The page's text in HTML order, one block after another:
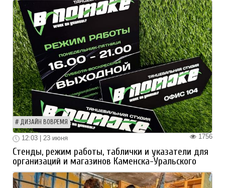
ДИЗАЙН ВОВРЕМЯ
1756
12:03 | 23 июня
Стенды, режим работы, таблички и указатели для
организаций и магазинов Каменска-Уральского